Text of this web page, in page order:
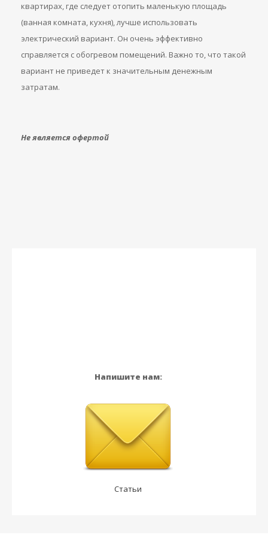
квартирах, где следует отопить маленькую площадь
(ванная комната, кухня), лучше использовать
электрический вариант. Он очень эффективно
справляется с обогревом помещений. Важно то, что такой
вариант не приведет к значительным денежным
затратам.
Не является офертой
Напишите нам:
Статьи